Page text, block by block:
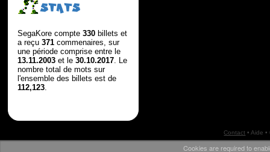
STATS
SegaKore compte 330billets et
a reçu 371commenaires, sur
une période comprise entre le
13.11.2003et le 30.10.2017. Le
nombre total de mots sur
l'ensemble des billets est de
112,123.
Contact •Aide •
Cookies are required to